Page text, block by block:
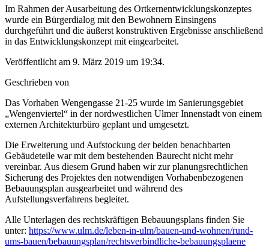
Im Rahmen der Ausarbeitung des Ortkernentwicklungskonzeptes
wurde ein Bürgerdialog mit den Bewohnern Einsingens
durchgeführt und die äußerst konstruktiven Ergebnisse anschließend
in das Entwicklungskonzept mit eingearbeitet.
Veröffentlicht am 9. März 2019 um 19:34.
Geschrieben von
Das Vorhaben Wengengasse 21-25 wurde im Sanierungsgebiet
„Wengenviertel“ in der nordwestlichen Ulmer Innenstadt von einem
externen Architekturbüro geplant und umgesetzt.
Die Erweiterung und Aufstockung der beiden benachbarten
Gebäudeteile war mit dem bestehenden Baurecht nicht mehr
vereinbar. Aus diesem Grund haben wir zur planungsrechtlichen
Sicherung des Projektes den notwendigen Vorhabenbezogenen
Bebauungsplan ausgearbeitet und während des
Aufstellungsverfahrens begleitet.
Alle Unterlagen des rechtskräftigen Bebauungsplans finden Sie
unter: https://www.ulm.de/leben-in-ulm/bauen-und-wohnen/rund-
ums-bauen/bebauungsplan/rechtsverbindliche-bebauungsplaene